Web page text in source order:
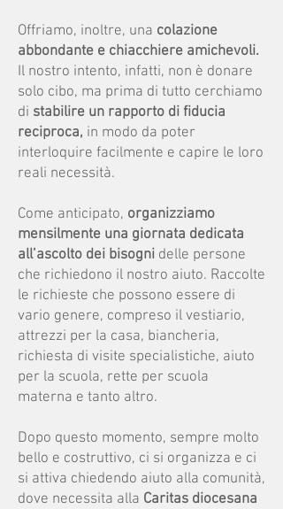
Offriamo, inoltre, una colazione
abbondante e chiacchiere amichevoli.
Il nostro intento, infatti, non è donare
solo cibo, ma prima di tutto cerchiamo
di stabilire un rapporto di fiducia
reciproca, in modo da poter
interloquire facilmente e capire le loro
reali necessità.
Come anticipato, organizziamo
mensilmente una giornata dedicata
all’ascolto dei bisogni delle persone
che richiedono il nostro aiuto. Raccolte
le richieste che possono essere di
vario genere, compreso il vestiario,
attrezzi per la casa, biancheria,
richiesta di visite specialistiche, aiuto
per la scuola, rette per scuola
materna e tanto altro.
Dopo questo momento, sempre molto
bello e costruttivo, ci si organizza e ci
si attiva chiedendo aiuto alla comunità,
dove necessita alla Caritas diocesana